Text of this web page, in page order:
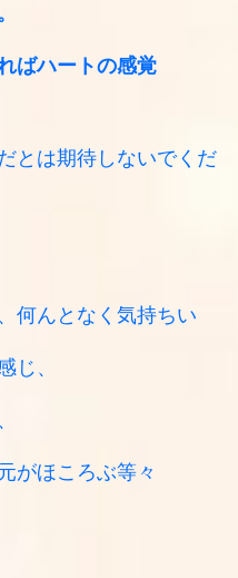
。
ばハートの感覚
とは期待しないでくだ
何んとなく気持ちい
じ、
がほころぶ等々